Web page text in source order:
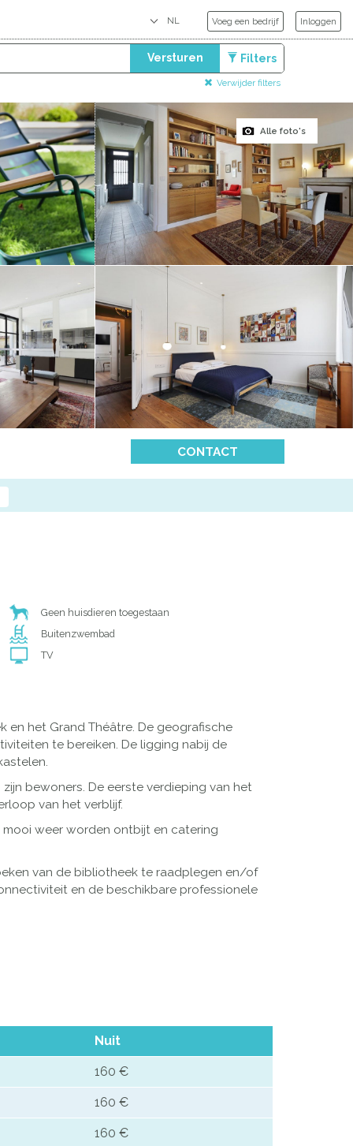
Voeg een bedrijf Inloggen
Versturen Filters
Verwijder filters
Alle foto's
CONTACT
Geen huisdieren toegestaan
Buitenzwembad
TV
en het Grand Théâtre. De geografische
te bereiken. De ligging nabij de
bewoners. De eerste verdieping van het
van het verblijf.
weer worden ontbijt en catering
van de bibliotheek te raadplegen en/of
en de beschikbare professionele
Nuit
160 €
160 €
160 €